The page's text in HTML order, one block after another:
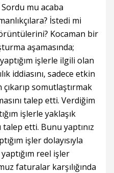
Sordu mu acaba
İstedi mi
Kocaman bir
aşamasında;
işlerle ilgili olan
iddiasını, sadece etkin
çıkarıp somutlaştırmak
talep etti. Verdiğim
işlerle yaklaşık
talep etti. Bunu yaptınız
işler dolayısıyla
reel işler
faturalar karşılığında